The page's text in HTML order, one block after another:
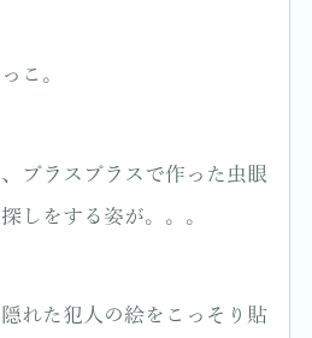
こ。
プラスプラスで作った虫眼
しをする姿が。。。
れた犯人の絵をこっそり貼